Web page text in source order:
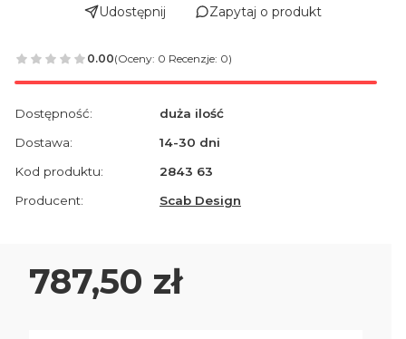
Udostępnij Zapytaj o produkt
0.00(Oceny: 0 Recenzje: 0)
Dostępność:
duża ilość
Dostawa:
14-30 dni
Kod produktu:
2843 63
Producent:
Scab Design
Cena
787,50 zł